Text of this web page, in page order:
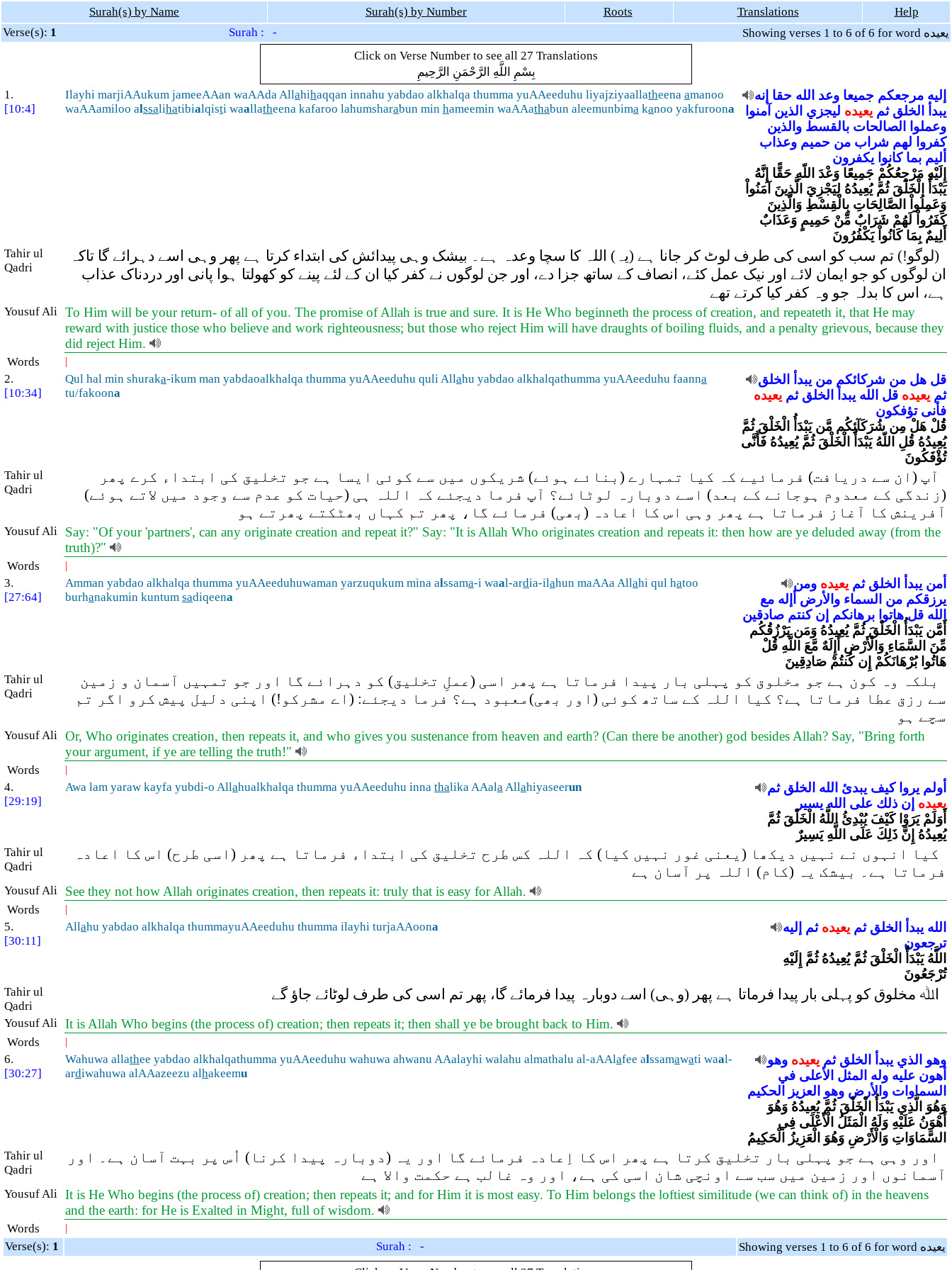
Surah(s) by Name Surah(s) by Number Roots Translations
Help
Verse(s): 1 Surah : -
Showing verses 1 to 6 of 6 for word يعيده
Click on Verse Number to see all 27 Translations
بِسْمِ اللَّهِ الرَّحْمَنِ الرَّحِيمِ
1.
[10:4]
Ilayhi marjiAAukum jameeAAan waAAda Allahihaqqan innahu yabdao alkhalqa thumma yuAAeeduhu liyajziyaallatheena amanoo
waAAamiloo alssalihatibialqisti waallatheena kafaroo lahumsharabun min hameemin waAAathabun aleemunbima kanoo yakfuroona
إليه مرجعكم جميعا وعد الله حقا إنه
يبدأ
الخلق ثم يعيده ليجزي الذين آمنوا
وعملوا
الصالحات بالقسط والذين
كفروا لهم شراب من حميم وعذاب
أليم بما كانوا يكفرون
إِلَيْهِ مَرْجِعُكُمْ جَمِيعًا وَعْدَ اللّهِ حَقًّا إِنَّهُ
يَبْدَأُ الْخَلْقَ ثُمَّ يُعِيدُهُ لِيَجْزِيَ الَّذِينَ آمَنُواْ
وَعَمِلُواْ الصَّالِحَاتِ بِالْقِسْطِ وَالَّذِينَ
كَفَرُواْ لَهُمْ شَرَابٌ مِّنْ حَمِيمٍ وَعَذَابٌ
أَلِيمٌ بِمَا كَانُواْ يَكْفُرُونَ
Tahir ul
Qadri
(لوگو!) تم سب کو اسی کی طرف لوٹ کر جانا ہے (یہ) اللہ کا سچا وعدہ ہے۔ بیشک وہی پیدائش کی ابتداء کرتا ہے پھر وہی اسے دہرائے گا تاکہ
ان لوگوں کو جو ایمان لائے اور نیک عمل کئے، انصاف کے ساتھ جزا دے، اور جن لوگوں نے کفر کیا ان کے لئے پینے کو کھولتا ہوا پانی اور دردناک عذاب
ہے، اس کا بدلہ جو وہ کفر کیا کرتے تھے
Yousuf Ali To Him will be your return- of all of you. The promise of Allah is true and sure. It is He Who beginneth the process of creation, and repeateth it, that He may
reward with justice those who believe and work righteousness; but those who reject Him will have draughts of boiling fluids, and a penalty grievous, because they
did reject Him.
Words |
2.
[10:34]
Qul hal min shuraka-ikum man yabdaoalkhalqa thumma yuAAeeduhu quli Allahu yabdao alkhalqathumma yuAAeeduhu faanna
tu/fakoona
قل هل من شركائكم من يبدأ
الخلق
ثم يعيده قل الله يبدأ الخلق ثم يعيده
فأنى تؤفكون
قُلْ هَلْ مِن شُرَكَآئِكُم مَّن يَبْدَأُ الْخَلْقَ ثُمَّ
يُعِيدُهُ قُلِ اللّهُ يَبْدَأُ الْخَلْقَ ثُمَّ يُعِيدُهُ فَأَنَّى
تُؤْفَكُونَ
Tahir ul
Qadri
آپ (ان سے دریافت) فرمائیے کہ کیا تمہارے (بنائے ہوئے) شریکوں میں سے کوئی ایسا ہے جو تخلیق کی ابتداء کرے پھر
(زندگی کے معدوم ہوجانے کے بعد) اسے دوبارہ لوٹائے؟ آپ فرما دیجئے کہ اللہ ہی (حیات کو عدم سے وجود میں لاتے ہوئے)
آفرینش کا آغاز فرماتا ہے پھر وہی اس کا اعادہ (بھی) فرمائے گا، پھر تم کہاں بھٹکتے پھرتے ہو
Yousuf Ali
Say: "Of your 'partners', can any originate creation and repeat it?" Say: "It is Allah Who originates creation and repeats it: then how are ye deluded away (from the
truth)?"
Words |
3.
[27:64]
Amman yabdao alkhalqa thumma yuAAeeduhuwaman yarzuqukum mina alssama-i waal-ardia-ilahun maAAa Allahi qul hatoo
burhanakumin kuntum sadiqeena
أمن يبدأ الخلق ثم يعيده ومن
يرزقكم من السماء والأرض أإله مع
الله قل هاتوا برهانكم إن كنتم صادقين
أَمَّن يَبْدَأُ الْخَلْقَ ثُمَّ يُعِيدُهُ وَمَن يَرْزُقُكُم
مِّنَ السَّمَاءِ وَالْأَرْضِ أَإِلَهٌ مَّعَ اللَّهِ قُلْ
هَاتُوا بُرْهَانَكُمْ إِن كُنتُمْ صَادِقِينَ
Tahir ul
Qadri
بلکہ وہ کون ہے جو مخلوق کو پہلی بار پیدا فرماتا ہے پھر اسی (عملِ تخلیق) کو دہرائے گا اور جو تمہیں آسمان و زمین
سے رزق عطا فرماتا ہے؟ کیا اللہ کے ساتھ کوئی (اور بھی)معبود ہے؟ فرما دیجئے: (اے مشرکو!) اپنی دلیل پیش کرو اگر تم
سچے ہو
Yousuf Ali Or, Who originates creation, then repeats it, and who gives you sustenance from heaven and earth? (Can there be another) god besides Allah? Say, "Bring forth
your argument, if ye are telling the truth!"
Words |
4.
[29:19]
Awa lam yaraw kayfa yubdi-o Allahualkhalqa thumma yuAAeeduhu inna thalika AAalaAllahiyaseerun أولم يروا كيف يبدئ الله الخلق ثم
يعيده إن ذلك على الله يسير
أَوَلَمْ يَرَوْا كَيْفَ يُبْدِئُ اللَّهُ الْخَلْقَ ثُمَّ
يُعِيدُهُ إِنَّ ذَلِكَ عَلَى اللَّهِ يَسِيرٌ
Tahir ul
Qadri
کیا انہوں نے نہیں دیکھا (یعنی غور نہیں کیا) کہ اللہ کس طرح تخلیق کی ابتداء فرماتا ہے پھر (اسی طرح) اس کا اعادہ
فرماتا ہے۔ بیشک یہ (کام) اللہ پر آسان ہے
Yousuf Ali See they not how Allah originates creation, then repeats it: truly that is easy for Allah.
Words |
5.
[30:11]
Allahu yabdao alkhalqa thummayuAAeeduhu thumma ilayhi turjaAAoona الله يبدأ الخلق ثم يعيده ثم
إليه
ترجعون
اللَّهُ يَبْدَأُ الْخَلْقَ ثُمَّ يُعِيدُهُ ثُمَّ إِلَيْهِ
تُرْجَعُونَ
Tahir ul
Qadri
اﷲ مخلوق کو پہلی بار پیدا فرماتا ہے پھر (وہی) اسے دوبارہ پیدا فرمائے گا، پھر تم اسی کی طرف لوٹائے جاؤ گے
Yousuf Ali It is Allah Who begins (the process of) creation; then repeats it; then shall ye be brought back to Him.
Words |
6.
[30:27]
Wahuwa allathee yabdao alkhalqathumma yuAAeeduhu wahuwa ahwanu AAalayhi walahu almathalu al-aAAlafee alssamawati waal-
ardiwahuwa alAAazeezu alhakeemu
وهو الذي يبدأ الخلق ثم يعيده وهو
أهون عليه وله المثل الأعلى في
السماوات والأرض وهو العزيز
الحكيم
وَهُوَ الَّذِي يَبْدَأُ الْخَلْقَ ثُمَّ يُعِيدُهُ وَهُوَ
أَهْوَنُ عَلَيْهِ وَلَهُ الْمَثَلُ الْأَعْلَى فِي
السَّمَاوَاتِ وَالْأَرْضِ وَهُوَ الْعَزِيزُ الْحَكِيمُ
Tahir ul
Qadri
اور وہی ہے جو پہلی بار تخلیق کرتا ہے پھر اس کا اِعادہ فرمائے گا اور یہ (دوبارہ پیدا کرنا) اُس پر بہت آسان ہے۔ اور
آسمانوں اور زمین میں سب سے اونچی شان اسی کی ہے، اور وہ غالب ہے حکمت والا ہے
Yousuf Ali It is He Who begins (the process of) creation; then repeats it; and for Him it is most easy. To Him belongs the loftiest similitude (we can think of) in the heavens
and the earth: for He is Exalted in Might, full of wisdom.
Words |
Verse(s): 1 Surah : -
Showing verses 1 to 6 of 6 for word يعيده